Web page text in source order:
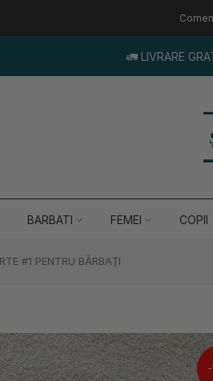
🚛 LIVRARE
BARBATI FEMEI COPII
#1 PENTRU BĂRBAȚI